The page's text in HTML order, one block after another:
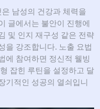
남성의 건강과 체력을
글에서는 불안이 진행에
및 인지 재구성 같은 전략
을 강조합니다. 노출 요법
에 참여하면 정신적 웰빙
잡힌 루틴을 설정하고 달
기적인 성공의 열쇠입니